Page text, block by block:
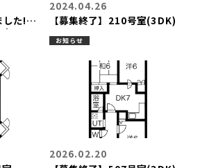
した!!
【募集終了】210号室(3DK)
2024.04.26
お知らせ
2026.02.20